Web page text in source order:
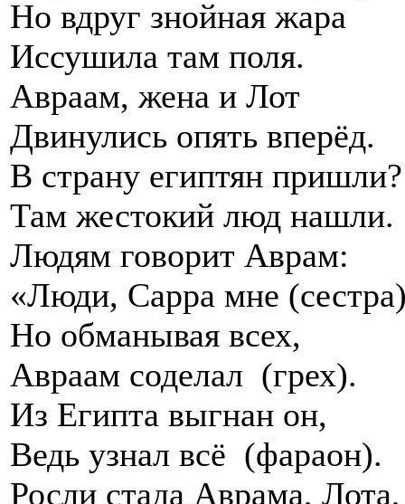
Но вдруг знойная жара
Иссушила там поля.
Авраам, жена и Лот
Двинулись опять вперёд.
В страну египтян пришли?
Там жестокий люд нашли.
Людям говорит Аврам:
«Люди, Сарра мне
Но обманывая всех,
Авраам соделал (грех).
Из Египта выгнан он,
Ведь узнал всё (фараон).
Росли стада Аврама, Лота,